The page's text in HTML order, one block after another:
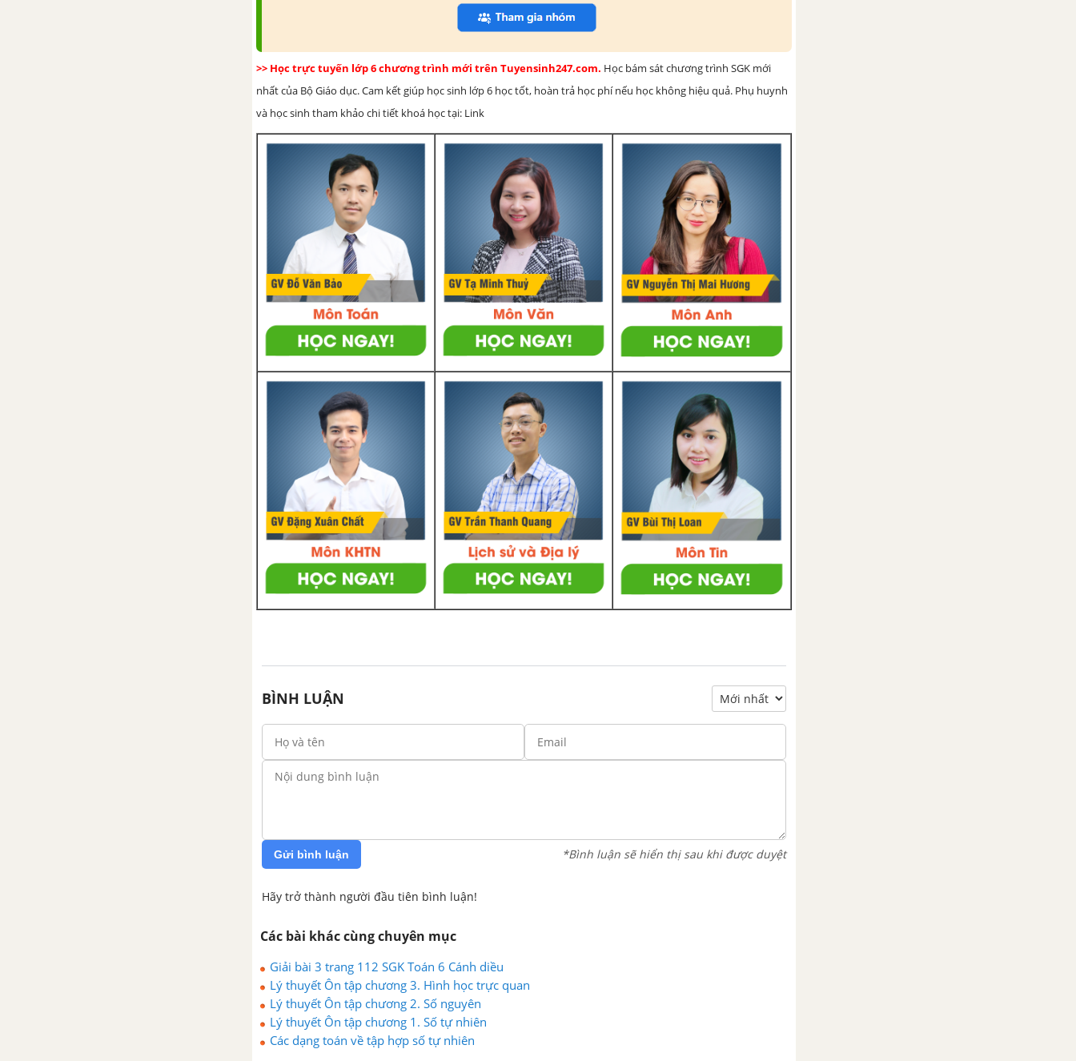
>> Học trực tuyến lớp 6 chương trình mới trên Tuyensinh247.com. Học bám sát chương trình SGK mới
nhất của Bộ Giáo dục. Cam kết giúp học sinh lớp 6 học tốt, hoàn trả học phí nếu học không hiệu quả. Phụ huynh
và học sinh tham khảo chi tiết khoá học tại: Link
BÌNH LUẬN
Gửi bình luận *Bình luận sẽ hiển thị sau khi được duyệt
Hãy trở thành người đầu tiên bình luận!
Các bài khác cùng chuyên mục
Giải bài 3 trang 112 SGK Toán 6 Cánh diều
Lý thuyết Ôn tập chương 3. Hình học trực quan
Lý thuyết Ôn tập chương 2. Số nguyên
Lý thuyết Ôn tập chương 1. Số tự nhiên
Các dạng toán về tập hợp số tự nhiên